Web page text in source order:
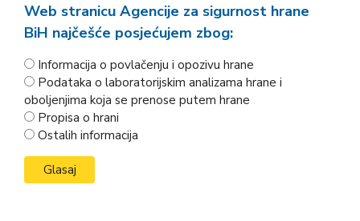
Web stranicu Agencije za sigurnost hrane
BiH najčešće posjećujem zbog:
Informacija o povlačenju i opozivu hrane
Podataka o laboratorijskim analizama hrane i
oboljenjima koja se prenose putem hrane
Propisa o hrani
Ostalih informacija